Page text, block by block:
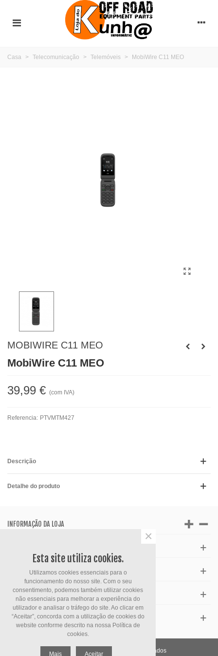
Casa > Telecomunicação > Telemóveis > MobiWire C11 MEO
MOBIWIRE C11 MEO
MobiWire C11 MEO
39,99 € (com IVA)
Referencia: PTVMTM427
Descrição
Detalhe do produto
INFORMAÇÃO DA LOJA
HORÁRIO
FACEBOOK
ESPECIAIS
KunhaInformtica. Todos direitos reservados
Esta site utiliza cookies.
Utilizamos cookies essenciais para o
funcionamento do nosso site. Com o seu
consentimento, podemos também utilizar cookies
não essenciais para melhorar a experiência do
utilizador e analisar o tráfego do site. Ao clicar em
“Aceitar”, concorda com a utilização de cookies do
website conforme descrito na nossa Política de
cookies.
Mais Aceitar
×